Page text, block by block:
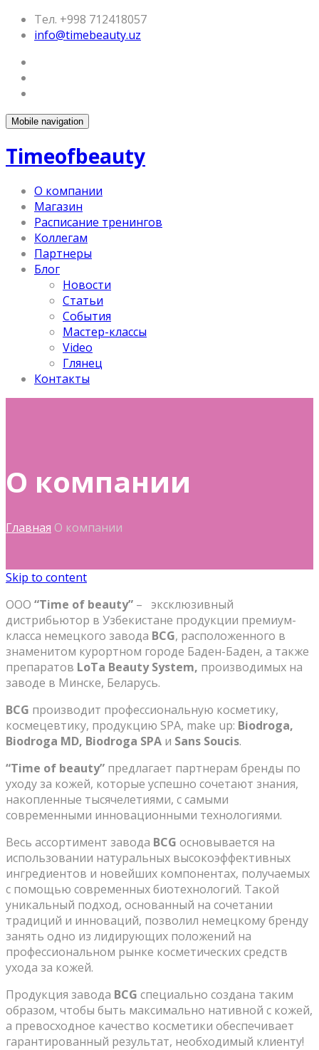
Тел. +998 712418057
info@timebeauty.uz
Mobile navigation
Timeofbeauty
О компании
Магазин
Расписание тренингов
Коллегам
Партнеры
Блог
Новости
Статьи
События
Мастер-классы
Video
Глянец
Контакты
О компании
Главная О компании
Skip to content
ООО “Time of beauty” – эксклюзивный
дистрибьютор в Узбекистане продукции премиум-
класса немецкого завода BCG, расположенного в
знаменитом курортном городе Баден-Баден, а также
препаратов LoTa Beauty System, производимых на
заводе в Минске, Беларусь.
BCG производит профессиональную косметику,
космецевтику, продукцию SPA, make up: Biodroga,
Biodroga MD, Biodroga SPA и Sans Soucis.
“Time of beauty” предлагает партнерам бренды по
уходу за кожей, которые успешно сочетают знания,
накопленные тысячелетиями, с самыми
современными инновационными технологиями.
Весь ассортимент завода BCG основывается на
использовании натуральных высокоэффективных
ингредиентов и новейших компонентах, получаемых
с помощью современных биотехнологий. Такой
уникальный подход, основанный на сочетании
традиций и инноваций, позволил немецкому бренду
занять одно из лидирующих положений на
профессиональном рынке косметических средств
ухода за кожей.
Продукция завода BCG специально создана таким
образом, чтобы быть максимально нативной с кожей,
а превосходное качество косметики обеспечивает
гарантированный результат, необходимый клиенту!